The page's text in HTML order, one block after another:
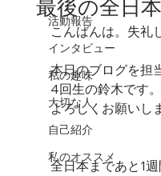
活動報告
インタビュー
私の趣味
大切な人
自己紹介
私のオススメ
最後の全日本
こんばんは。失礼
本日のブログを担
4回生の鈴木です。
よろしくお願いし
全日本まであと1週